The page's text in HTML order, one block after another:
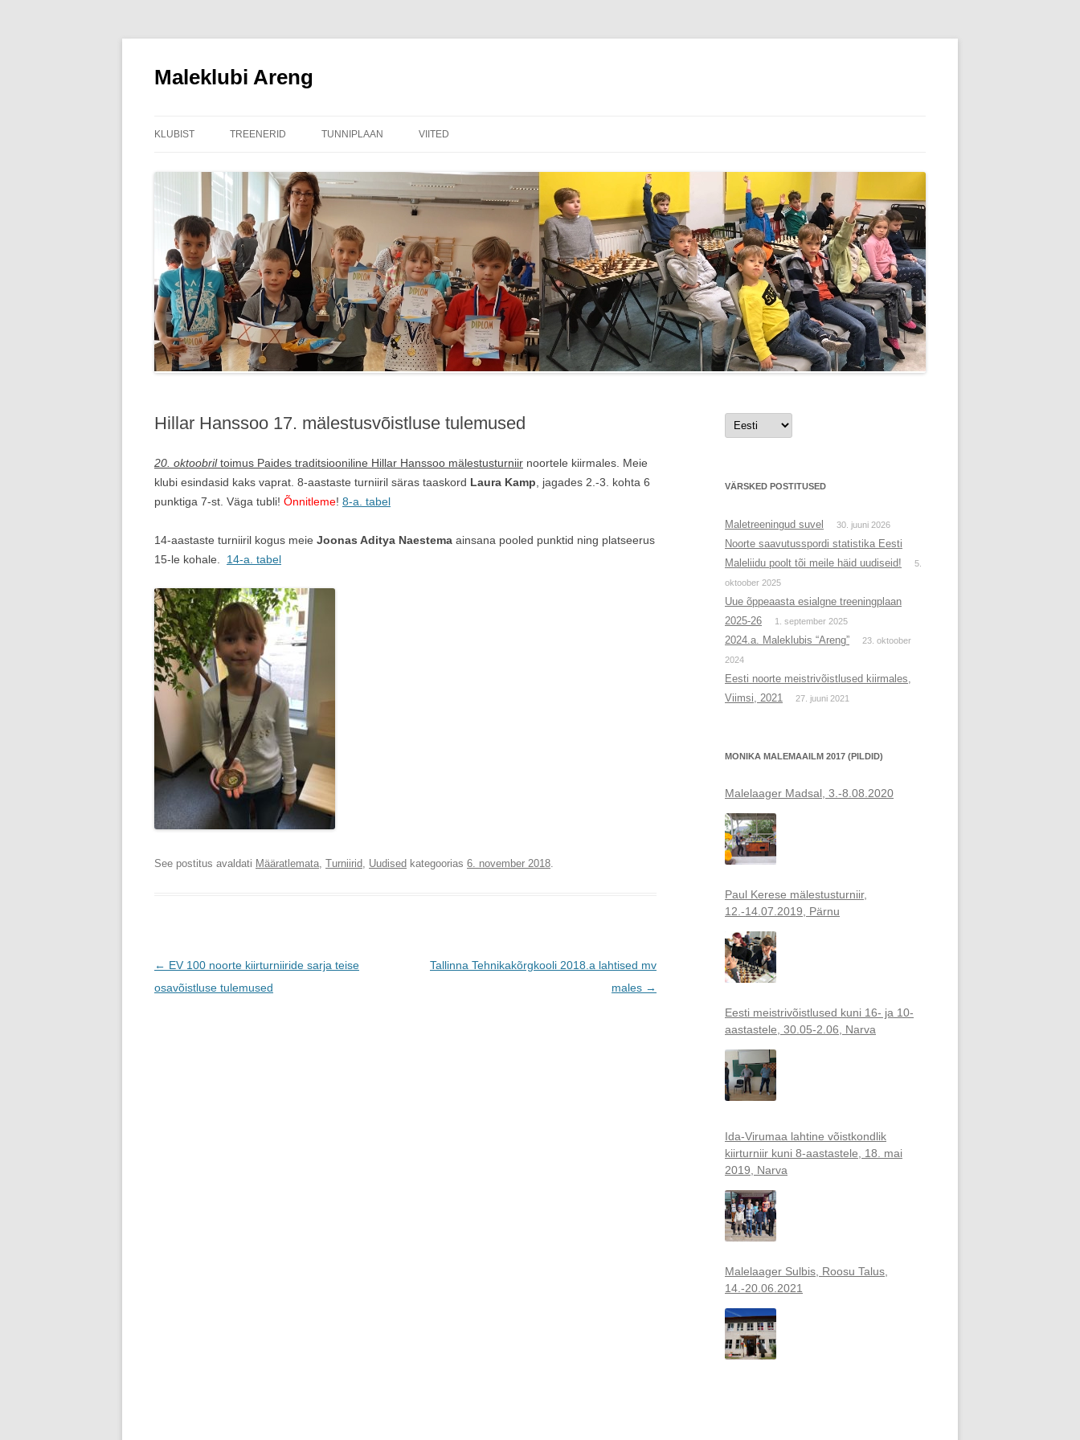
Maleklubi Areng
KLUBIST TREENERID TUNNIPLAAN VIITED
Hillar Hanssoo 17. mälestusvõistluse tulemused
20. oktoobriltoimus Paides traditsiooniline Hillar Hanssoo mälestusturniir noortele kiirmales. Meie
klubi esindasid kaks vaprat. 8-aastaste turniiril säras taaskord Laura Kamp , jagades 2.-3. kohta 6
punktiga 7-st. Väga tubli! Õnnitleme! 8-a. tabel
14-aastaste turniiril kogus meie Joonas Aditya Naestema ainsana pooled punktid ning platseerus
15-le kohale. 14-a. tabel
See postitus avaldati Määratlemata, Turniirid, Uudised kategoorias 6. november 2018.
Postituste
töölaud
← EV 100 noorte kiirturniiride sarja teise
osavõistluse tulemused
Tallinna Tehnikakõrgkooli 2018.a lahtised mv
males →
Vali
keel
VÄRSKED POSTITUSED
Maletreeningud suvel 30. juuni 2026
Noorte saavutusspordi statistika Eesti
Maleliidu poolt tõi meile häid uudiseid!
5.
oktoober 2025
Uue õppeaasta esialgne treeningplaan
2025-26
1. september 2025
2024.a. Maleklubis “Areng”
23. oktoober
2024
Eesti noorte meistrivõistlused kiirmales,
Viimsi, 2021
27. juuni 2021
MONIKA MALEMAAILM 2017 (PILDID)
Malelaager Madsal, 3.-8.08.2020
Paul Kerese mälestusturniir,
12.-14.07.2019, Pärnu
Eesti meistrivõistlused kuni 16- ja 10-
aastastele, 30.05-2.06, Narva
Ida-Virumaa lahtine võistkondlik
kiirturniir kuni 8-aastastele, 18. mai
2019, Narva
Malelaager Sulbis, Roosu Talus,
14.-20.06.2021